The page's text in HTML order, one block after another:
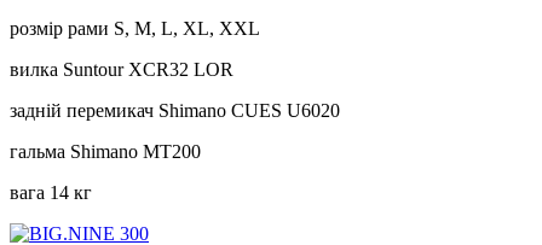
розмір рами S, M, L, XL, XXL
вилка Suntour XCR32 LOR
задній перемикач Shimano CUES U6020
гальма Shimano MT200
вага 14 кг